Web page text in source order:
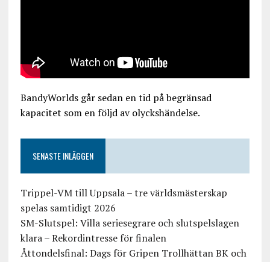
BandyWorlds går sedan en tid på begränsad
kapacitet som en följd av olyckshändelse.
SENASTE INLÄGGEN
Trippel-VM till Uppsala – tre världsmästerskap
spelas samtidigt 2026
SM-Slutspel: Villa seriesegrare och slutspelslagen
klara – Rekordintresse för finalen
Åttondelsfinal: Dags för Gripen Trollhättan BK och